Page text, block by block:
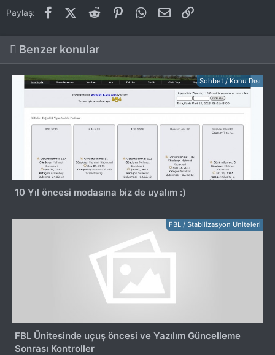
Paylaş: FacebookX (Twitter)
Reddit PinterestWhatsApp
E-posta
Benzer konular
Sohbet / Konu Dısı
10 Yıl öncesi modasına biz de uyalım :)
FBL / Stabilizasyon Uniteleri
FBL Ünitesinde uçuş öncesi ve Yazılım Güncelleme
Sonrası Kontroller